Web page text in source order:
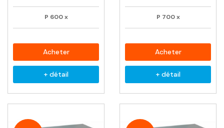
P 600 x
Acheter
+ détail
P 700 x
Acheter
+ détail